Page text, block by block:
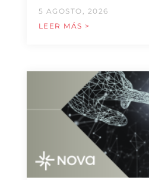
5 AGOSTO, 2026
LEER MÁS >